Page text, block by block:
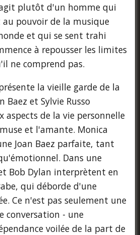
plutôt d'un homme qui
pouvoir de la musique
et qui se sent trahi
à repousser les limites
ne comprend pas.
la vieille garde de la
Baez et Sylvie Russo
aspects de la vie personnelle
et l'amante. Monica
Joan Baez parfaite, tant
Dans une
Bob Dylan interprètent en
qui déborde d'une
Ce n'est pas seulement une
conversation - une
voilée de la part de